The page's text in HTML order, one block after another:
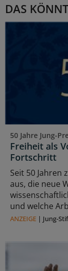
DAS
50 Jahre Jung-
Freiheit als
Fortschritt
Seit 50 Jahren
aus, die neue
und welche
ANZEIGE | Jung-